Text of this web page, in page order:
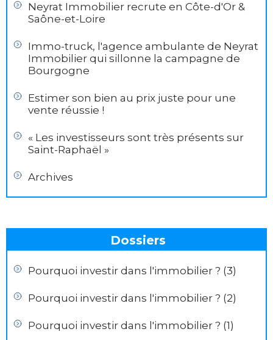
Neyrat Immobilier recrute en Côte-d'Or &
Saône-et-Loire
Immo-truck, l'agence ambulante de Neyrat
Immobilier qui sillonne la campagne de
Bourgogne
Estimer son bien au prix juste pour une
vente réussie !
« Les investisseurs sont très présents sur
Saint-Raphaël »
Archives
Dossiers
Pourquoi investir dans l'immobilier ? (3)
Pourquoi investir dans l'immobilier ? (2)
Pourquoi investir dans l'immobilier ? (1)